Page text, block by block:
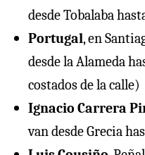
desde Tobalaba
Portugal, en
desde la Alameda
costados de la calle)
Ignacio Carrera
van desde Grecia